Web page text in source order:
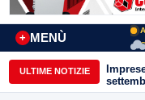
MENÙ
+
ULTIME NOTIZIE
e